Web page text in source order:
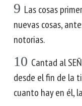
9 Las cosas
nuevas cosas,
notorias.
10 Cantad al
desde el fin de la
cuanto hay en él,